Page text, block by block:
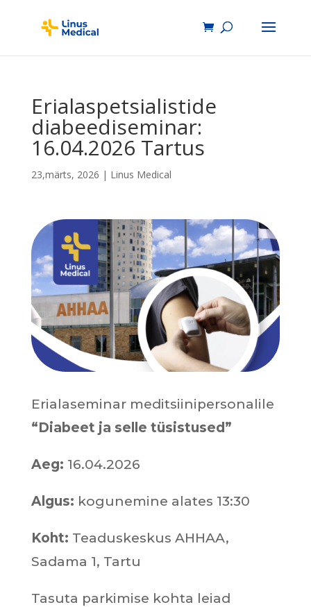
Erialaspetsialistide
diabeediseminar:
16.04.2026 Tartus
23,märts, 2026 | Linus Medical
Erialaseminar meditsiinipersonalile
“Diabeet ja selle tüsistused”
Aeg: 16.04.2026
Algus: kogunemine alates 13:30
Koht: Teaduskeskus AHHAA,
Sadama 1, Tartu
Tasuta parkimise kohta leiad